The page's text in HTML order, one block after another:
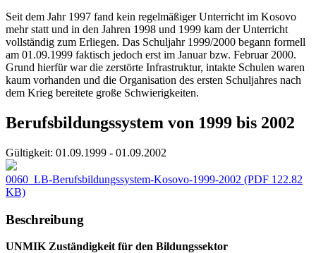
Seit dem Jahr 1997 fand kein regelmäßiger Unterricht im Kosovo
mehr statt und in den Jahren 1998 und 1999 kam der Unterricht
vollständig zum Erliegen. Das Schuljahr 1999/2000 begann formell
am 01.09.1999 faktisch jedoch erst im Januar bzw. Februar 2000.
Grund hierfür war die zerstörte Infrastruktur, intakte Schulen waren
kaum vorhanden und die Organisation des ersten Schuljahres nach
dem Krieg bereitete große Schwierigkeiten.
Berufsbildungssystem von 1999 bis 2002
Gültigkeit: 01.09.1999 - 01.09.2002
0060_LB-Berufsbildungssystem-Kosovo-1999-2002 (PDF 122.82
KB)
Beschreibung
UNMIK Zuständigkeit für den Bildungssektor